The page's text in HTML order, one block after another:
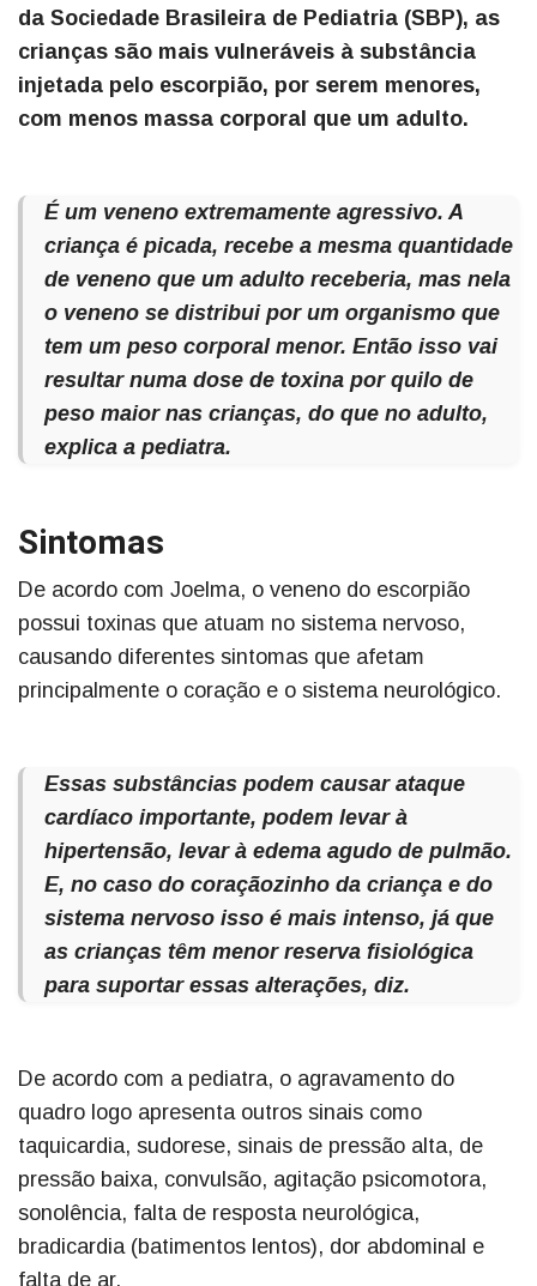
da Sociedade Brasileira de Pediatria (SBP), as
crianças são mais vulneráveis à substância
injetada pelo escorpião, por serem menores,
com menos massa corporal que um adulto.
É um veneno extremamente agressivo. A
criança é picada, recebe a mesma quantidade
de veneno que um adulto receberia, mas nela
o veneno se distribui por um organismo que
tem um peso corporal menor. Então isso vai
resultar numa dose de toxina por quilo de
peso maior nas crianças, do que no adulto,
explica a pediatra.
Sintomas
De acordo com Joelma, o veneno do escorpião
possui toxinas que atuam no sistema nervoso,
causando diferentes sintomas que afetam
principalmente o coração e o sistema neurológico.
Essas substâncias podem causar ataque
cardíaco importante, podem levar à
hipertensão, levar à edema agudo de pulmão.
E, no caso do coraçãozinho da criança e do
sistema nervoso isso é mais intenso, já que
as crianças têm menor reserva fisiológica
para suportar essas alterações, diz.
De acordo com a pediatra, o agravamento do
quadro logo apresenta outros sinais como
taquicardia, sudorese, sinais de pressão alta, de
pressão baixa, convulsão, agitação psicomotora,
sonolência, falta de resposta neurológica,
bradicardia (batimentos lentos), dor abdominal e
falta de ar.